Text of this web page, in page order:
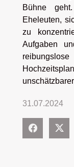
Bühne
Eheleuten,
zu
Aufgaben
31.07.2024